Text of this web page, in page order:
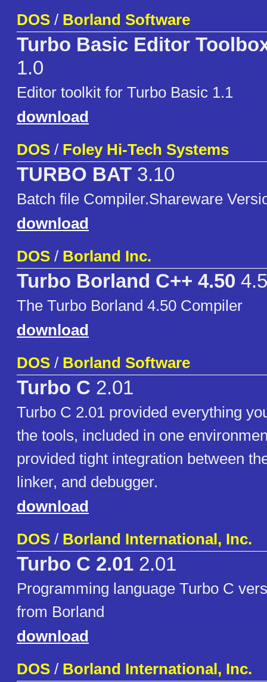
DOS / Borland Software
Turbo Basic Editor
1.0
Editor toolkit for Turbo Basic 1.1
download
DOS / Foley Hi-Tech Systems
TURBO BAT 3.10
Batch file Compiler.Shareware
download
DOS / Borland Inc.
Turbo Borland C++ 4.50 4.5
The Turbo Borland 4.50 Compiler
download
DOS / Borland Software
Turbo C 2.01
Turbo C 2.01 provided everything
the tools, included in one
provided tight integration between
linker, and debugger.
download
DOS / Borland International, Inc.
Turbo C 2.01 2.01
Programming language Turbo C
from Borland
download
DOS / Borland International, Inc.